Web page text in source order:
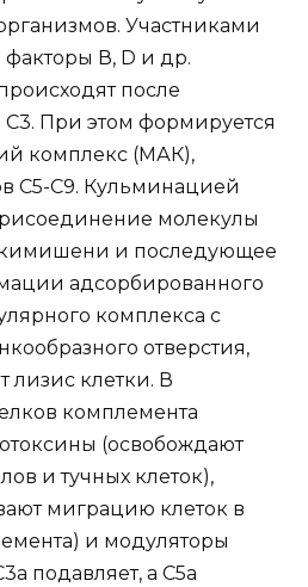
Участниками
факторы В, D и др.
после
При этом формируется
комплекс (МАК),
С5-С9. Кульминацией
молекулы
и последующее
адсорбированного
комплекса с
отверстия,
лизис клетки. В
комплемента
(освобождают
и тучных клеток),
миграцию клеток в
и модуляторы
подавляет, а С5а